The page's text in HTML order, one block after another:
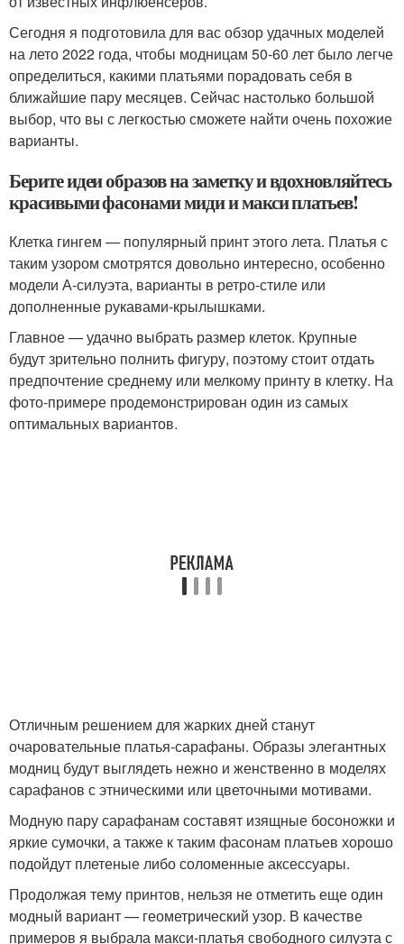
Сегодня я подготовила для вас обзор удачных моделей
на лето 2022 года, чтобы модницам 50-60 лет было легче
определиться, какими платьями порадовать себя в
ближайшие пару месяцев. Сейчас настолько большой
выбор, что вы с легкостью сможете найти очень похожие
варианты.
Берите идеи образов на заметку и вдохновляйтесь
красивыми фасонами миди и макси платьев!
Клетка гингем — популярный принт этого лета. Платья с
таким узором смотрятся довольно интересно, особенно
модели А-силуэта, варианты в ретро-стиле или
дополненные рукавами-крылышками.
Главное — удачно выбрать размер клеток. Крупные
будут зрительно полнить фигуру, поэтому стоит отдать
предпочтение среднему или мелкому принту в клетку. На
фото-примере продемонстрирован один из самых
оптимальных вариантов.
Отличным решением для жарких дней станут
очаровательные платья-сарафаны. Образы элегантных
модниц будут выглядеть нежно и женственно в моделях
сарафанов с этническими или цветочными мотивами.
Модную пару сарафанам составят изящные босоножки и
яркие сумочки, а также к таким фасонам платьев хорошо
подойдут плетеные либо соломенные аксессуары.
Продолжая тему принтов, нельзя не отметить еще один
модный вариант — геометрический узор. В качестве
примеров я выбрала макси-платья свободного силуэта с